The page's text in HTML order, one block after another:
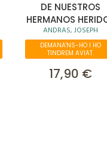
DE NUESTROS
HERMANOS
ANDRAS, JOSEPH
DEMANA'NS-HO I HO
TINDREM AVIAT.
17,90 €